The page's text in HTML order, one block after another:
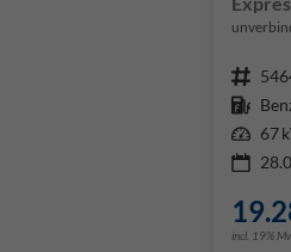
Fahrzeugnr.
Kraftstoff
Leistung 67
incl. 19%